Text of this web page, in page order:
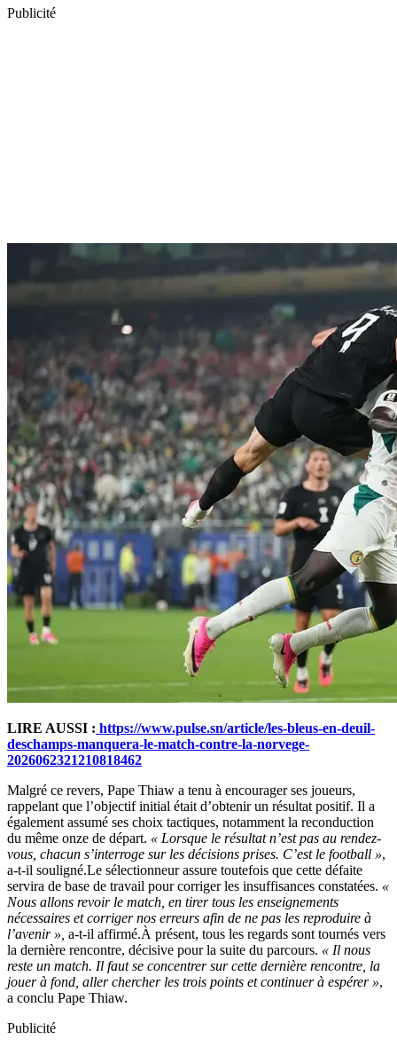
Publicité
LIRE AUSSI : https://www.pulse.sn/article/les-bleus-en-deuil-
deschamps-manquera-le-match-contre-la-norvege-
2026062321210818462
Malgré ce revers, Pape Thiaw a tenu à encourager ses joueurs,
rappelant que l’objectif initial était d’obtenir un résultat positif. Il a
également assumé ses choix tactiques, notamment la reconduction
du même onze de départ. « Lorsque le résultat n’est pas au rendez-
vous, chacun s’interroge sur les décisions prises. C’est le football »,
a-t-il souligné.Le sélectionneur assure toutefois que cette défaite
servira de base de travail pour corriger les insuffisances constatées. «
Nous allons revoir le match, en tirer tous les enseignements
nécessaires et corriger nos erreurs afin de ne pas les reproduire à
l’avenir », a-t-il affirmé.À présent, tous les regards sont tournés vers
la dernière rencontre, décisive pour la suite du parcours. « Il nous
reste un match. Il faut se concentrer sur cette dernière rencontre, la
jouer à fond, aller chercher les trois points et continuer à espérer »,
a conclu Pape Thiaw.
Publicité